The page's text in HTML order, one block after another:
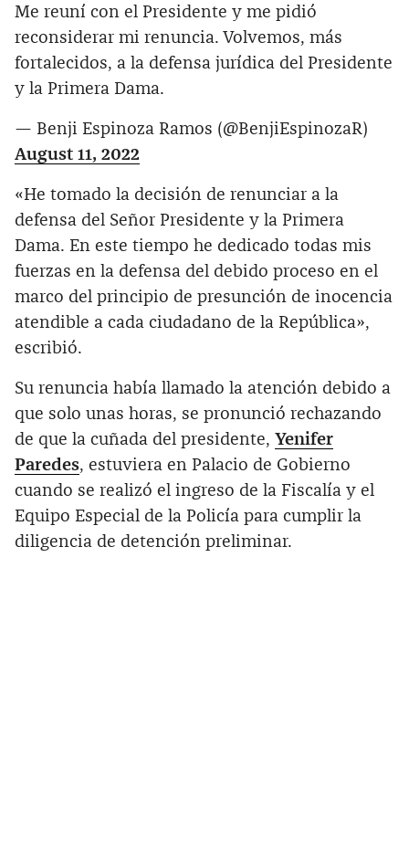
Me reuní con el Presidente y me pidió
reconsiderar mi renuncia. Volvemos, más
fortalecidos, a la defensa jurídica del Presidente
y la Primera Dama.
— Benji Espinoza Ramos (@BenjiEspinozaR)
August 11, 2022
«He tomado la decisión de renunciar a la
defensa del Señor Presidente y la Primera
Dama. En este tiempo he dedicado todas mis
fuerzas en la defensa del debido proceso en el
marco del principio de presunción de inocencia
atendible a cada ciudadano de la República»,
escribió.
Su renuncia había llamado la atención debido a
que solo unas horas, se pronunció rechazando
de que la cuñada del presidente, Yenifer
Paredes, estuviera en Palacio de Gobierno
cuando se realizó el ingreso de la Fiscalía y el
Equipo Especial de la Policía para cumplir la
diligencia de detención preliminar.